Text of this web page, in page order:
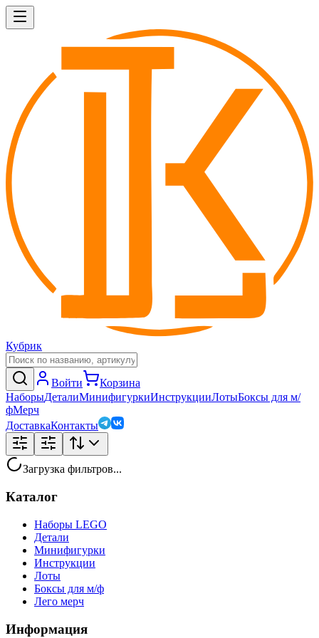
Кубрик
Войти
Корзина
НаборыДеталиМинифигуркиИнструкцииЛотыБоксы для м/
фМерч
ДоставкаКонтакты
Загрузка фильтров...
Каталог
Наборы LEGO
Детали
Минифигурки
Инструкции
Лоты
Боксы для м/ф
Лего мерч
Информация